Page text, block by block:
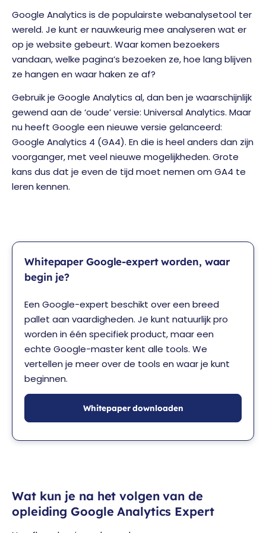
Google Analytics is de populairste webanalysetool ter
wereld. Je kunt er nauwkeurig mee analyseren wat er
op je website gebeurt. Waar komen bezoekers
vandaan, welke pagina’s bezoeken ze, hoe lang blijven
ze hangen en waar haken ze af?
Gebruik je Google Analytics al, dan ben je waarschijnlijk
gewend aan de ‘oude’ versie: Universal Analytics. Maar
nu heeft Google een nieuwe versie gelanceerd:
Google Analytics 4 (GA4). En die is heel anders dan zijn
voorganger, met veel nieuwe mogelijkheden. Grote
kans dus dat je even de tijd moet nemen om GA4 te
leren kennen.
Whitepaper Google-expert worden, waar
begin je?
Een Google-expert beschikt over een breed
pallet aan vaardigheden. Je kunt natuurlijk pro
worden in één specifiek product, maar een
echte Google-master kent alle tools. We
vertellen je meer over de tools en waar je kunt
beginnen.
Whitepaper downloaden
Wat kun je na het volgen van de
opleiding Google Analytics Expert